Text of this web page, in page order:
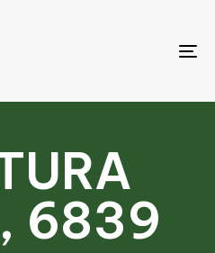
6839